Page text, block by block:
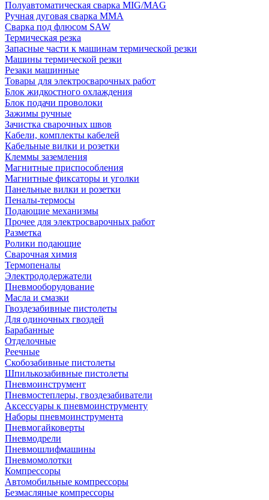
Полуавтоматическая сварка MIG/MAG
Ручная дуговая сварка MMA
Сварка под флюсом SAW
Термическая резка
Запасные части к машинам термической резки
Машины термической резки
Резаки машинные
Товары для электросварочных работ
Блок жидкостного охлаждения
Блок подачи проволоки
Зажимы ручные
Зачистка сварочных швов
Кабели, комплекты кабелей
Кабельные вилки и розетки
Клеммы заземления
Магнитные приспособления
Магнитные фиксаторы и уголки
Панельные вилки и розетки
Пеналы-термосы
Подающие механизмы
Прочее для электросварочных работ
Разметка
Ролики подающие
Сварочная химия
Термопеналы
Электрододержатели
Пневмооборудование
Масла и смазки
Гвоздезабивные пистолеты
Для одиночных гвоздей
Барабанные
Отделочные
Реечные
Скобозабивные пистолеты
Шпилькозабивные пистолеты
Пневмоинструмент
Пневмостеплеры, гвоздезабиватели
Аксессуары к пневмоинструменту
Наборы пневмоинструмента
Пневмогайковерты
Пневмодрели
Пневмошлифмашины
Пневмомолотки
Компрессоры
Автомобильные компрессоры
Безмасляные компрессоры